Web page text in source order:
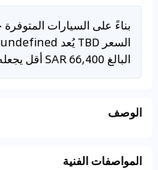
البالغ 66,400 SAR أقل يجعله خيار undefined.
الوصف
المواصفات الفنية